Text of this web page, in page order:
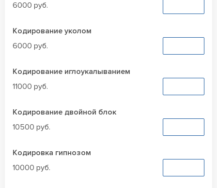
6000 руб.
Кодирование уколом
6000 руб.
Кодирование иглоукалыванием
11000 руб.
Кодирование двойной блок
10500 руб.
Кодировка гипнозом
10000 руб.